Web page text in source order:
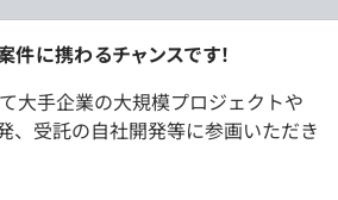
に携わるチャンスです！
大手企業の大規模プロジェクトや
、受託の自社開発等に参画いただき